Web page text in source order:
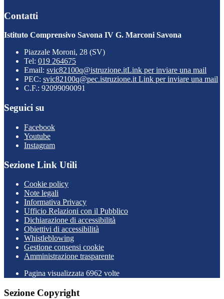
Contatti
Istituto Comprensivo Savona IV G. Marconi Savona
Piazzale Moroni, 28 (SV)
Tel: 019 264675
Email: svic82100q@istruzione.itLink per inviare una mail
PEC: svic82100q@pec.istruzione.itLink per inviare una mail
C.F.: 92099090091
Seguici su
Facebook
Youtube
Instagram
Sezione Link Utili
Cookie policy
Note legali
Informativa Privacy
Ufficio Relazioni con il Pubblico
Dichiarazione di accessibilità
Obiettivi di accessibilità
Whistleblowing
Gestione consensi cookie
Amministrazione trasparente
Pagina visualizzata 6962 volte
Sezione Copyright